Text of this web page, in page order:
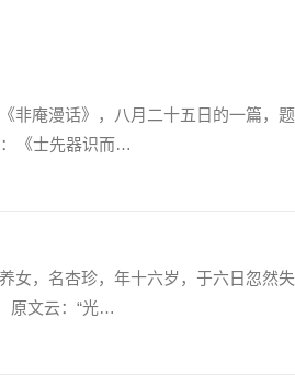
漫话》，八月二十五日的一篇，
：《士先器识而…
名杏珍，年十六岁，于六日忽然失
原文云：“光…